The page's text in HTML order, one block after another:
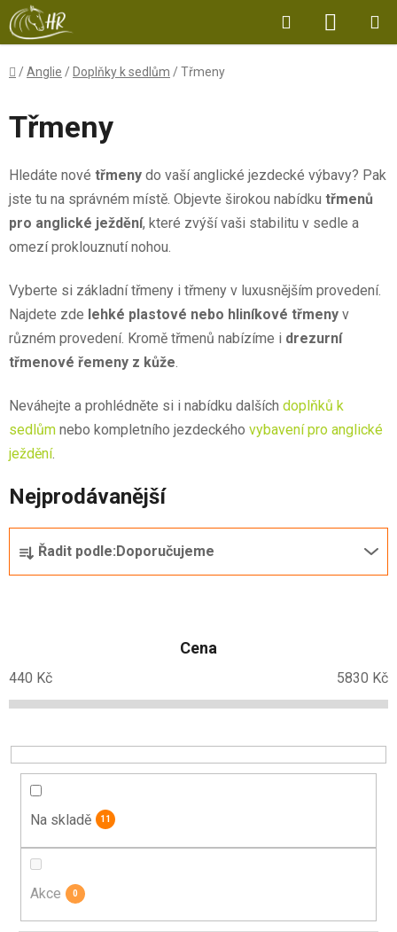
Přejít
na
obsah
Hledat
KOŠÍK
Domů
/Anglie / Doplňky k sedlům /Třmeny
Třmeny
Hledáte nové třmeny do vaší anglické jezdecké výbavy? Pak
jste tu na správném místě. Objevte širokou nabídku třmenů
pro anglické ježdění, které zvýší vaši stabilitu v sedle a
omezí proklouznutí nohou.
Vyberte si základní třmeny i třmeny v luxusnějším provedení.
Najdete zde lehké plastové nebo hliníkové třmeny v
různém provedení. Kromě třmenů nabízíme i drezurní
třmenové řemeny z kůže.
Neváhejte a prohlédněte si i nabídku dalších doplňků k
sedlům nebo kompletního jezdeckého vybavení pro anglické
ježdění.
Nejprodávanější
p
r
d
u
Řadit podle: Doporučujeme
Cena
440 Kč 5830 Kč
Na skladě 11
Akce 0